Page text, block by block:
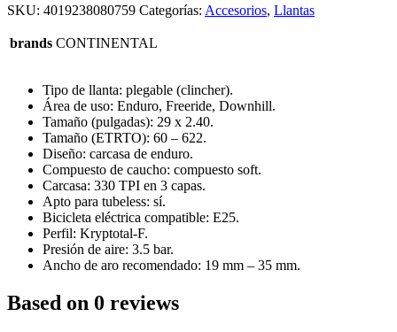
SKU: 4019238080759 Categorías: Accesorios, Llantas
brands CONTINENTAL
Tipo de llanta: plegable (clincher).
Área de uso: Enduro, Freeride, Downhill.
Tamaño (pulgadas): 29 x 2.40.
Tamaño (ETRTO): 60 – 622.
Diseño: carcasa de enduro.
Compuesto de caucho: compuesto soft.
Carcasa: 330 TPI en 3 capas.
Apto para tubeless: sí.
Bicicleta eléctrica compatible: E25.
Perfil: Kryptotal-F.
Presión de aire: 3.5 bar.
Ancho de aro recomendado: 19 mm – 35 mm.
Based on 0 reviews